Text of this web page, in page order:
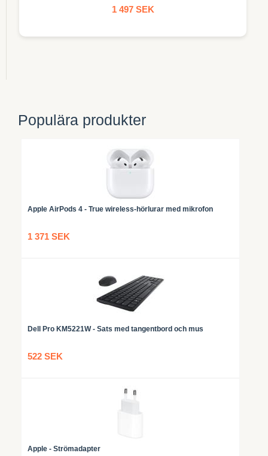
1 497 SEK
Populära produkter
Apple AirPods 4 - True wireless-hörlurar med mikrofon
1 371 SEK
Dell Pro KM5221W - Sats med tangentbord och mus
522 SEK
Apple - Strömadapter